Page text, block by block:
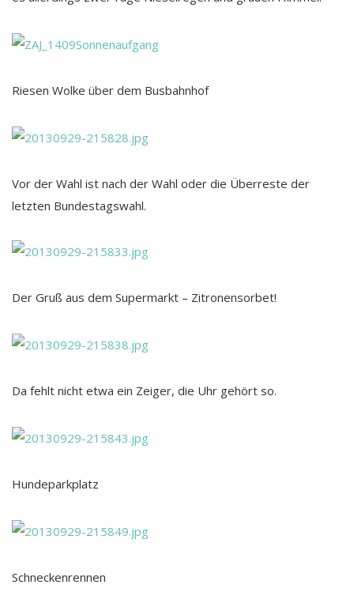
Riesen Wolke über dem Busbahnhof
Vor der Wahl ist nach der Wahl oder die Überreste der
letzten Bundestagswahl.
Der Gruß aus dem Supermarkt – Zitronensorbet!
Da fehlt nicht etwa ein Zeiger, die Uhr gehört so.
Hundeparkplatz
Schneckenrennen